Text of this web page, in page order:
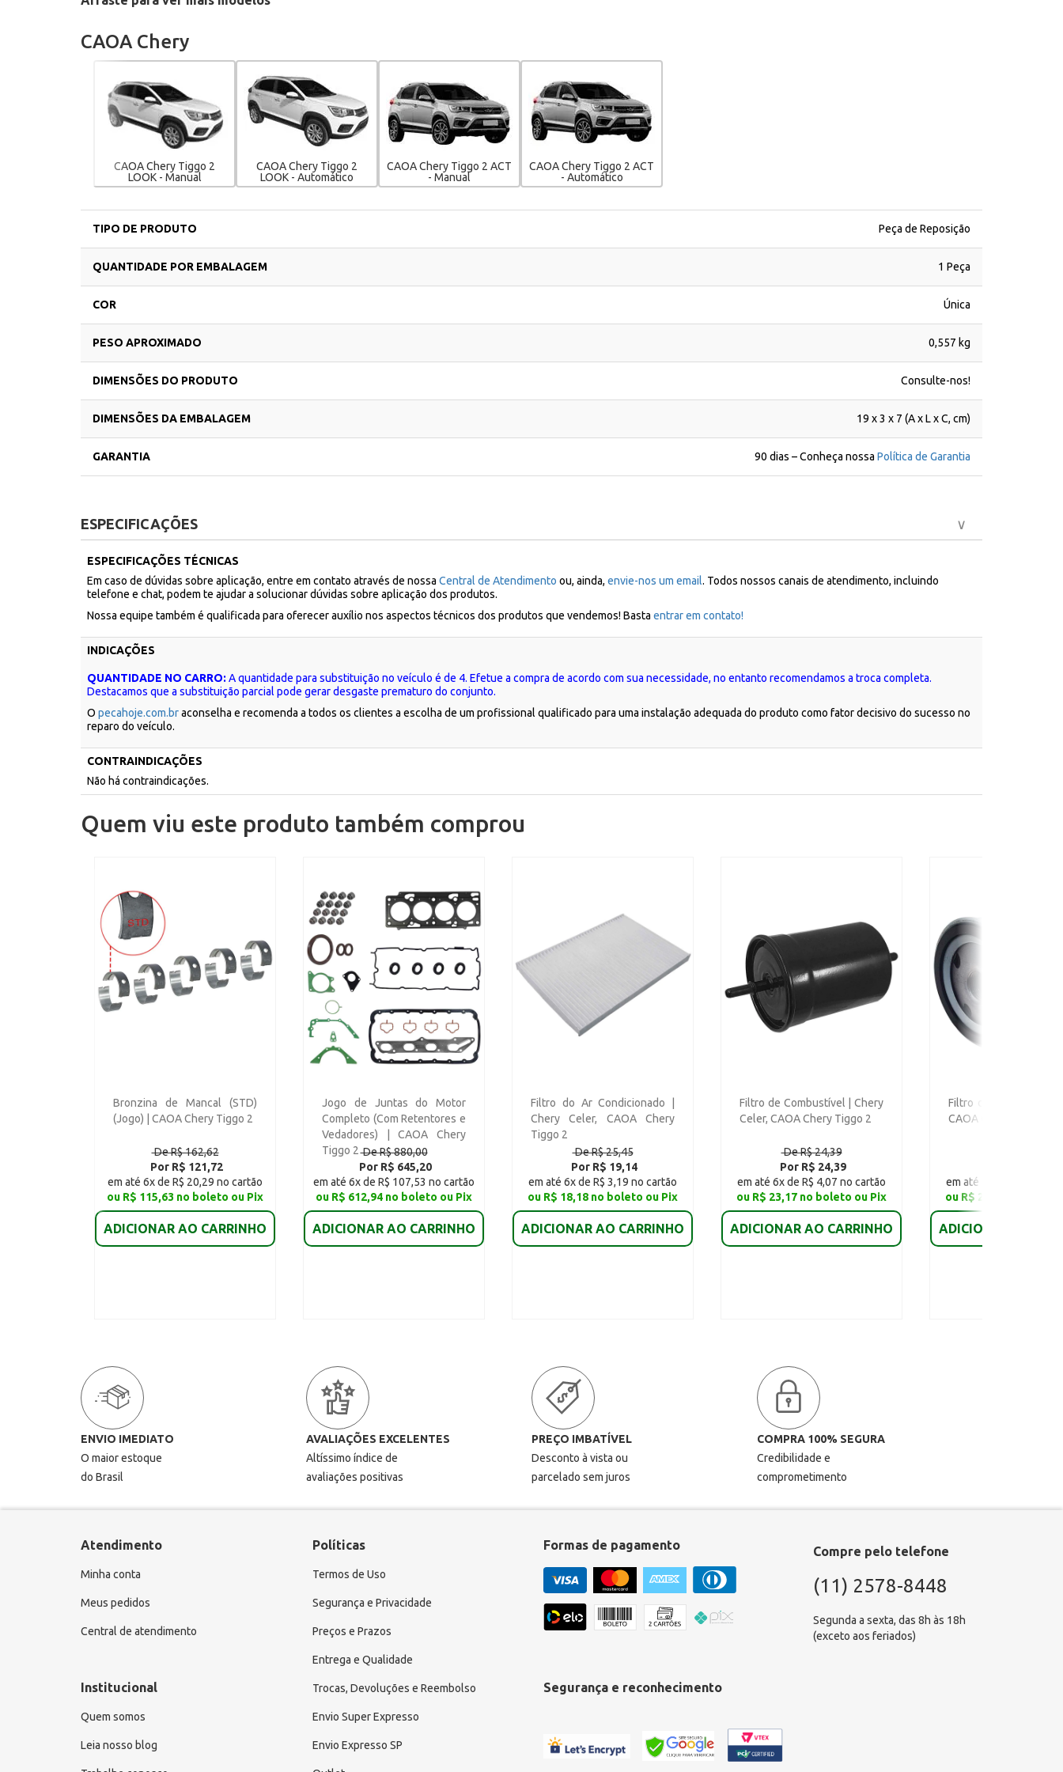
CAOA Chery
CAOA Chery Tiggo 2
LOOK - Manual
CAOA Chery Tiggo 2
LOOK - Automático
CAOA Chery Tiggo 2 ACT
- Manual
CAOA Chery Tiggo 2 ACT
- Automático
TIPO DE PRODUTO Peça de Reposição
QUANTIDADE POR EMBALAGEM 1 Peça
COR Única
PESO APROXIMADO 0,557 kg
DIMENSÕES DO PRODUTO Consulte-nos!
DIMENSÕES DA EMBALAGEM 19 x 3 x 7 (A x L x C, cm)
GARANTIA 90 dias – Conheça nossa Política de Garantia
ESPECIFICAÇÕES
ESPECIFICAÇÕES TÉCNICAS
Em caso de dúvidas sobre aplicação, entre em contato através de nossa Central de Atendimento ou, ainda, envie-nos um email. Todos nossos canais de atendimento, incluindo
telefone e chat, podem te ajudar a solucionar dúvidas sobre aplicação dos produtos.
Nossa equipe também é qualificada para oferecer auxílio nos aspectos técnicos dos produtos que vendemos! Basta entrar em contato!
INDICAÇÕES
QUANTIDADE NO CARRO: A quantidade para substituição no veículo é de 4. Efetue a compra de acordo com sua necessidade, no entanto recomendamos a troca completa.
Destacamos que a substituição parcial pode gerar desgaste prematuro do conjunto.
O pecahoje.com.braconselha e recomenda a todos os clientes a escolha de um profissional qualificado para uma instalação adequada do produto como fator decisivo do sucesso no
reparo do veículo.
CONTRAINDICAÇÕES
Não há contraindicações.
Quem viu este produto também comprou
Bronzina de Mancal (STD)
(Jogo) | CAOA Chery Tiggo 2
De R$ 162,62
Por R$ 121,72
em até 6x de R$ 20,29 no cartão
ou R$ 115,63 no boleto ou Pix
ADICIONAR AO CARRINHO
Jogo de Juntas do Motor
Completo (Com Retentores e
Vedadores) | CAOA Chery
Tiggo 2De R$ 880,00
Por R$ 645,20
em até 6x de R$ 107,53 no cartão
ou R$ 612,94 no boleto ou Pix
ADICIONAR AO CARRINHO
Filtro do Ar Condicionado |
Chery Celer, CAOA Chery
Tiggo 2
De R$ 25,45
Por R$ 19,14
em até 6x de R$ 3,19 no cartão
ou R$ 18,18 no boleto ou Pix
ADICIONAR AO CARRINHO
Filtro de Combustível | Chery
Celer, CAOA Chery Tiggo 2
De R$ 24,39
Por R$ 24,39
em até 6x de R$ 4,07 no cartão
ou R$ 23,17 no boleto ou Pix
ADICIONAR AO CARRINHO
Filtro de Óleo | Chery
CAOA Chery Tiggo 2
em até 6x de R$ 4,31
ou R$ 24,55 no boleto
ADICIONAR AO
ENVIO IMEDIATO
O maior estoque
do Brasil
AVALIAÇÕES EXCELENTES
Altíssimo índice de
avaliações positivas
PREÇO IMBATÍVEL
Desconto à vista ou
parcelado sem juros
COMPRA 100% SEGURA
Credibilidade e
comprometimento
Atendimento
Minha conta
Meus pedidos
Central de atendimento
Institucional
Quem somos
Leia nosso blog
Políticas
Termos de Uso
Segurança e Privacidade
Preços e Prazos
Entrega e Qualidade
Trocas, Devoluções e Reembolso
Envio Super Expresso
Envio Expresso SP
Formas de pagamento Compre pelo telefone
(11) 2578-8448
Segunda a sexta, das 8h às 18h
(exceto aos feriados)
Segurança e reconhecimento